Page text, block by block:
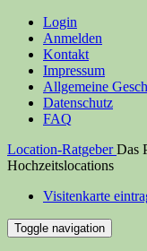
Login
Anmelden
Kontakt
Impressum
Allgemeine
Datenschutz
FAQ
Location-Ratgeber Das
Hochzeitslocations
Visitenkarte
Toggle navigation